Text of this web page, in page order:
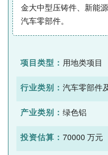
金大中型压铸件、新能
汽车零部件。
项目类型： 用地类项目
行业类别： 汽车零部件
产业类别： 绿色铝
投资估算： 70000 万元